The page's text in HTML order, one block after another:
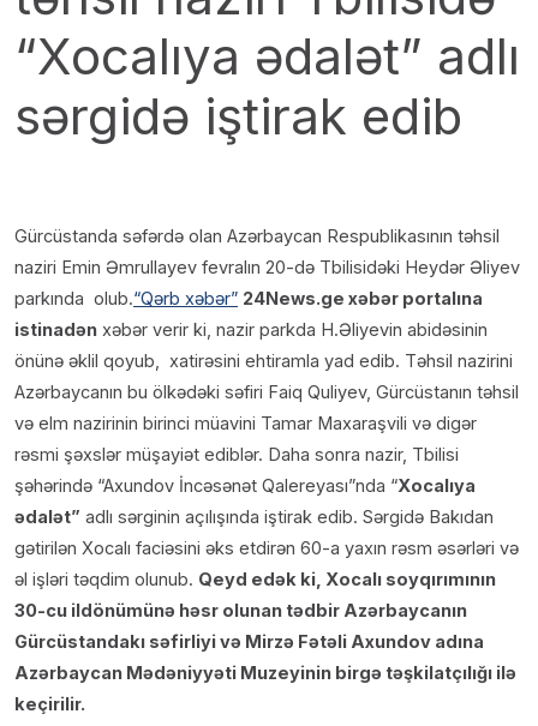
“Xocalıya ədalət” adlı
sərgidə iştirak edib
Gürcüstanda səfərdə olan Azərbaycan Respublikasının təhsil
naziri Emin Əmrullayev fevralın 20-də Tbilisidəki Heydər Əliyev
parkında olub.“Qərb xəbər” 24News.ge xəbər portalına
istinadən xəbər verir ki, nazir parkda H.Əliyevin abidəsinin
önünə əklil qoyub, xatirəsini ehtiramla yad edib. Təhsil nazirini
Azərbaycanın bu ölkədəki səfiri Faiq Quliyev, Gürcüstanın təhsil
və elm nazirinin birinci müavini Tamar Maxaraşvili və digər
rəsmi şəxslər müşayiət ediblər. Daha sonra nazir, Tbilisi
şəhərində “Axundov İncəsənət Qalereyası”nda “Xocalıya
ədalət” adlı sərginin açılışında iştirak edib. Sərgidə Bakıdan
gətirilən Xocalı faciəsini əks etdirən 60-a yaxın rəsm əsərləri və
əl işləri təqdim olunub. Qeyd edək ki, Xocalı soyqırımının
30-cu ildönümünə həsr olunan tədbir Azərbaycanın
Gürcüstandakı səfirliyi və Mirzə Fətəli Axundov adına
Azərbaycan Mədəniyyəti Muzeyinin birgə təşkilatçılığı ilə
keçirilir.